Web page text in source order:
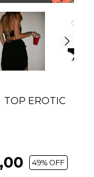
TOP EROTIC
49% OFF